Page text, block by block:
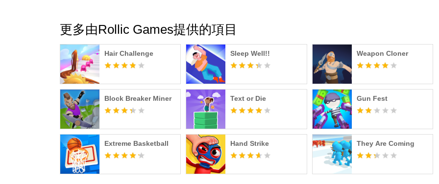
更多由Rollic Games提供的項目
Hair Challenge Sleep Well!! Weapon Cloner
Block Breaker Miner Text or Die Gun Fest
Extreme Basketball Hand Strike They Are Coming